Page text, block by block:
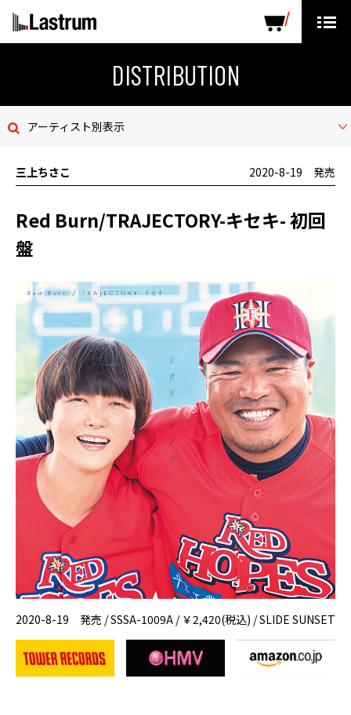
LABEL PRODUCTS
お問い合わせ
デモテープ
ENGLISH PAGE
DISTRIBUTION
アーティスト別表示
三上ちさこ 2020-8-19 発売
Red Burn/TRAJECTORY-キセキ- 初回
盤
2020-8-19 発売 / SSSA-1009A / ￥2,420(税込) / SLIDE SUNSET